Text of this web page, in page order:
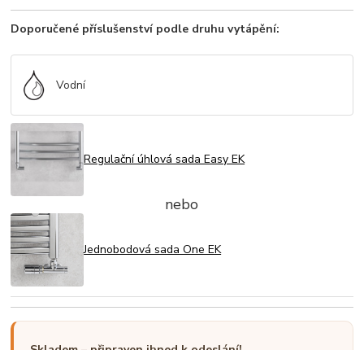
Doporučené příslušenství podle druhu vytápění:
Vodní
Regulační úhlová sada Easy EK
nebo
Jednobodová sada One EK